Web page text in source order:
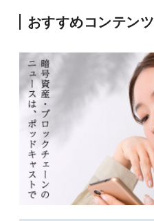
おすすめコンテンツ